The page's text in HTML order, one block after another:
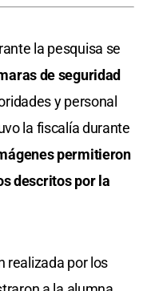
la pesquisa se
de seguridad
y personal
la fiscalía durante
permitieron
descritos por la
realizada por los